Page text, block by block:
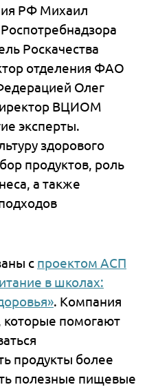
РФ Михаил
Роскачества
отделения ФАО
Олег
ВЦИОМ
эксперты.
здорового
продуктов, роль
а также
с проектом АСП
в школах:
. Компания
которые помогают
продукты более
полезные пищевые